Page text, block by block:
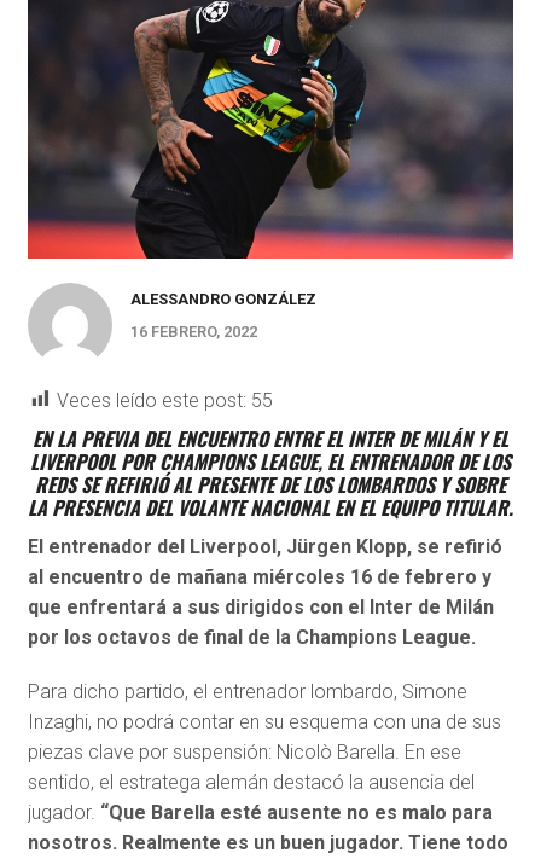
ALESSANDRO GONZÁLEZ
16 FEBRERO, 2022
Veces leído este post: 55
EN LA PREVIA DEL ENCUENTRO ENTRE EL INTER DE MILÁN Y EL
LIVERPOOL POR CHAMPIONS LEAGUE, EL ENTRENADOR DE LOS
REDS SE REFIRIÓ AL PRESENTE DE LOS LOMBARDOS Y SOBRE
LA PRESENCIA DEL VOLANTE NACIONAL EN EL EQUIPO TITULAR.
El entrenador del Liverpool, Jürgen Klopp, se refirió
al encuentro de mañana miércoles 16 de febrero y
que enfrentará a sus dirigidos con el Inter de Milán
por los octavos de final de la Champions League.
Para dicho partido, el entrenador lombardo, Simone
Inzaghi, no podrá contar en su esquema con una de sus
piezas clave por suspensión: Nicolò Barella. En ese
sentido, el estratega alemán destacó la ausencia del
jugador. “Que Barella esté ausente no es malo para
nosotros. Realmente es un buen jugador. Tiene todo